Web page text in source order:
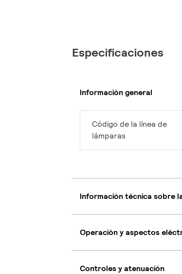
Especificaciones
Información general
Código de la línea de
lámparas
Información técnica sobre
Operación y aspectos
Controles y atenuación